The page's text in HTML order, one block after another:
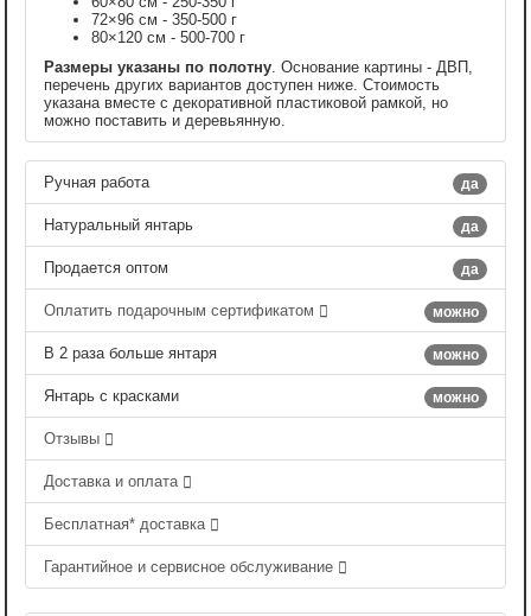
72×96 см - 350-500 г
80×120 см - 500-700 г
Размеры указаны по полотну . Основание картины - ДВП,
перечень других вариантов доступен ниже. Стоимость
указана вместе с декоративной пластиковой рамкой, но
можно поставить и деревьянную.
да
Ручная работа
да
Натуральный янтарь
да
Продается оптом
можно
Оплатить подарочным сертификатом
можно
В 2 раза больше янтаря
можно
Янтарь с красками
Отзывы
Доставка и оплата
Бесплатная* доставка
Гарантийное и сервисное обслуживание